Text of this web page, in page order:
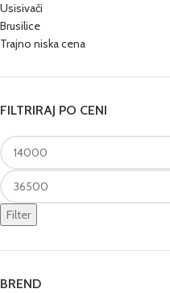
Usisivači
Brusilice
Trajno niska cena
FILTRIRAJ PO CENI
Filter
BREND